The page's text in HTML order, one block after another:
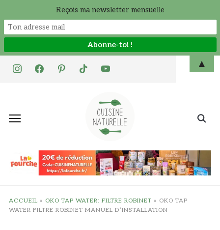
instagramfacebookpinteresttiktok youtube
Search
ACCUEIL » OKO TAP WATER: FILTRE ROBINET » OKO TAP
WATER FILTRE ROBINET MANUEL D’INSTALLATION
Reçois ma newsletter mensuelle
▲